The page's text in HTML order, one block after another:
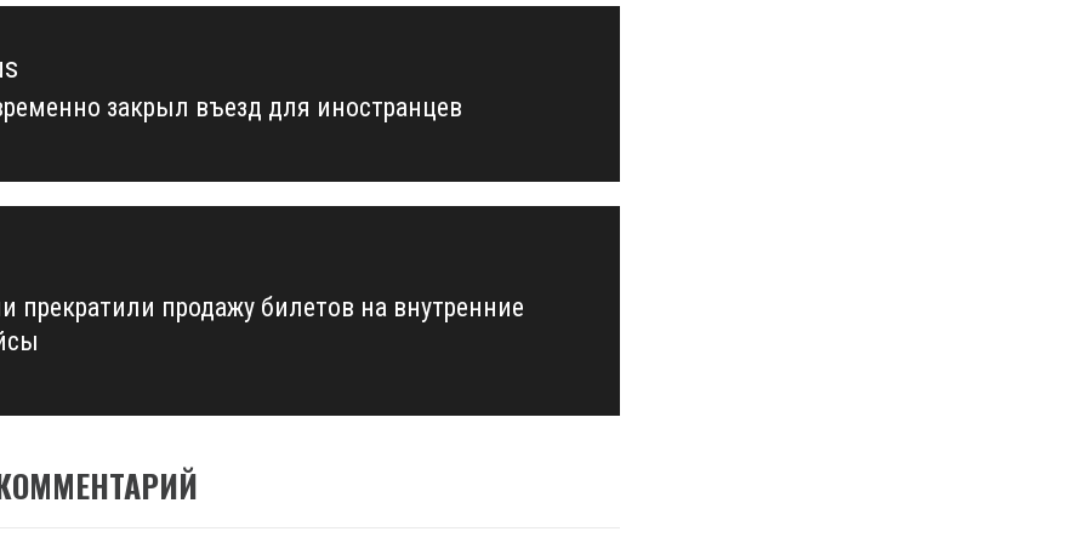
закрыл въезд для иностранцев
прекратили продажу билетов на внутренние